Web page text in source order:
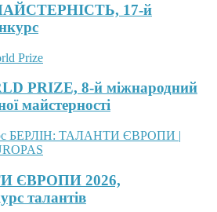
17-й
PRIZE, 8-й міжнародний
майстерності
ЄВРОПИ 2026,
талантів